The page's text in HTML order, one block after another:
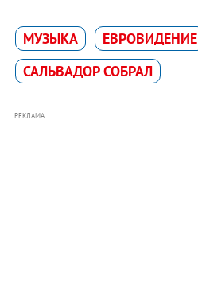
МУЗЫКА
ЕВРОВИДЕНИЕ
САЛЬВАДОР СОБРАЛ
РЕКЛАМА